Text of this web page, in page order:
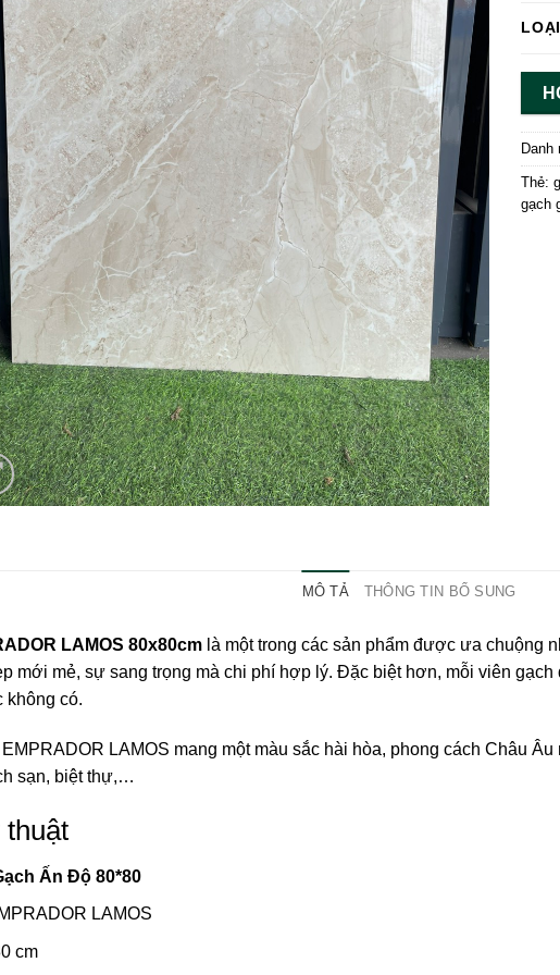
Thẻ:
gạch
MÔ TẢ THÔNG TIN BỔ SUNG
LAMOS 80x80cm là một trong các sản phẩm được ưa chuộng
mới mẻ, sự sang trọng mà chi phí hợp lý. Đặc biệt hơn, mỗi viên
không có.
LAMOS mang một màu sắc hài hòa, phong cách Châu
sạn, biệt thự,…
thuật
Ấn Độ 80*80
LAMOS
cm